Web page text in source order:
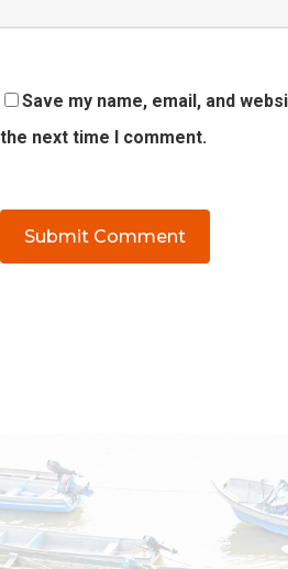
Save my name, email, and
the next time I comment.